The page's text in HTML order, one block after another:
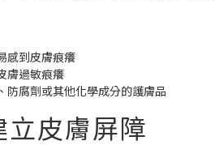
感到皮膚痕癢
膚過敏痕癢
防腐劑或其他化學成分的護膚品
皮膚屏障